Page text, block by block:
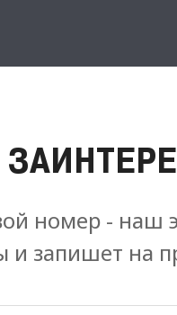
номер - наш
и запишет на